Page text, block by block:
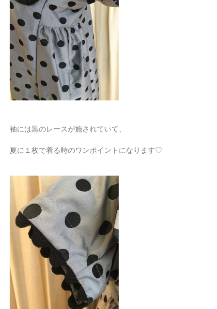
袖には黒のレースが施されていて、
夏に１枚で着る時のワンポイントになります♡